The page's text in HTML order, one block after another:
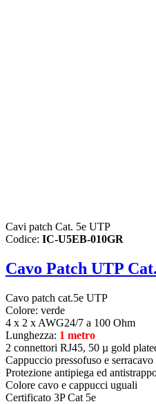
Cavi patch Cat. 5e UTP
Codice: IC-U5EB-010GR
Cavo Patch UTP
Cavo patch cat.5e UTP
Colore: verde
4 x 2 x AWG24/7 a 100 Ohm
Lunghezza: 1 metro
2 connettori RJ45, 50 µ gold
Cappuccio pressofuso e serracavo
Protezione antipiega ed
Colore cavo e cappucci uguali
Certificato 3P Cat 5e